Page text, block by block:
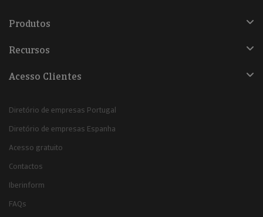
Produtos
Recursos
Acesso Clientes
Diretório de empresas Portugal
Diretório de empresas Espanha
Acesso gratuito
Contactos
Iberinform
FAQs